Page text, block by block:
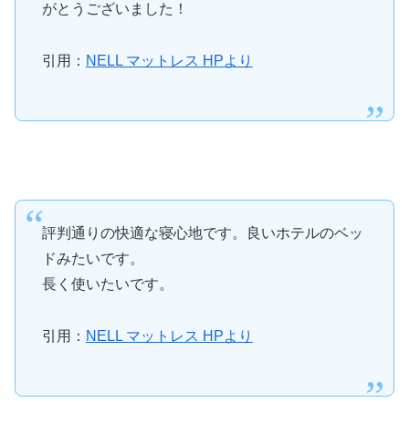
がとうございました！
引用： NELL マットレス HPより
評判通りの快適な寝心地です。良いホテルのベッ
ドみたいです。
長く使いたいです。
引用： NELL マットレス HPより